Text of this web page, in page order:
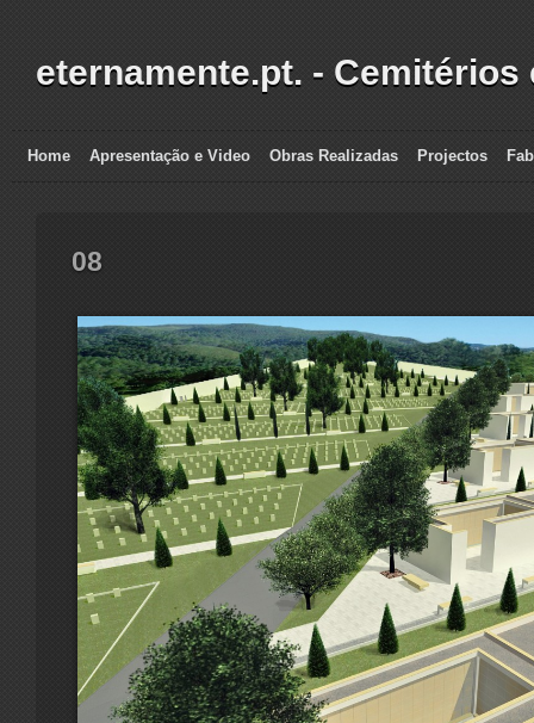
eternamente.pt. - Cemitérios
Home Apresentação e Video Obras Realizadas Projectos
08